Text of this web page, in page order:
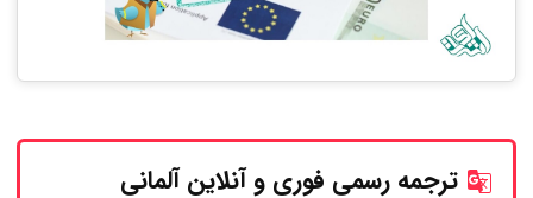
ترجمه رسمی فوری و آنلاینآلمانی